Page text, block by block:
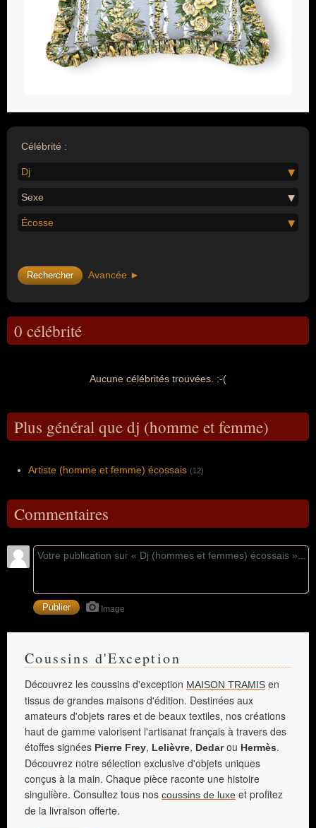
Célébrité :
Dj
Sexe
Écosse
Avancée ►
0 célébrité
Aucune célébrités trouvées. :-(
Plus général que dj (homme et femme)
Artiste (homme et femme) écossais (12)
Commentaires
Image
Coussins d'Exception
Découvrez les coussins d'exception MAISON TRAMIS en
tissus de grandes maisons d'édition. Destinées aux
amateurs d'objets rares et de beaux textiles, nos créations
haut de gamme valorisent l'artisanat français à travers des
étoffes signées Pierre Frey, Lelièvre, Dedarou Hermès.
Découvrez notre sélection exclusive d'objets uniques
conçus à la main. Chaque pièce raconte une histoire
singulière. Consultez tous nos coussins de luxe et profitez
de la livraison offerte.